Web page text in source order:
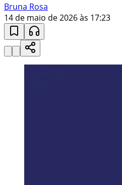
Bruna Rosa
14 de maio de 2026 às 17:23